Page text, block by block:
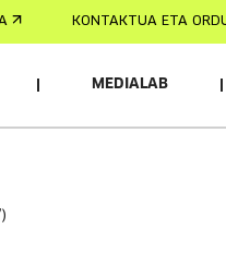
KONTAKTUA ETA
MEDIALAB